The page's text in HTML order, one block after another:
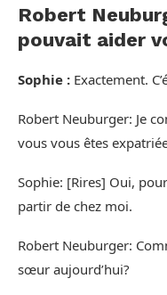
Robert
pouvait aider
Sophie : Exactement.
Robert Neuburger: Je
vous vous êtes
Sophie: [Rires] Oui,
partir de chez moi.
Robert Neuburger:
sœur aujourd’hui?